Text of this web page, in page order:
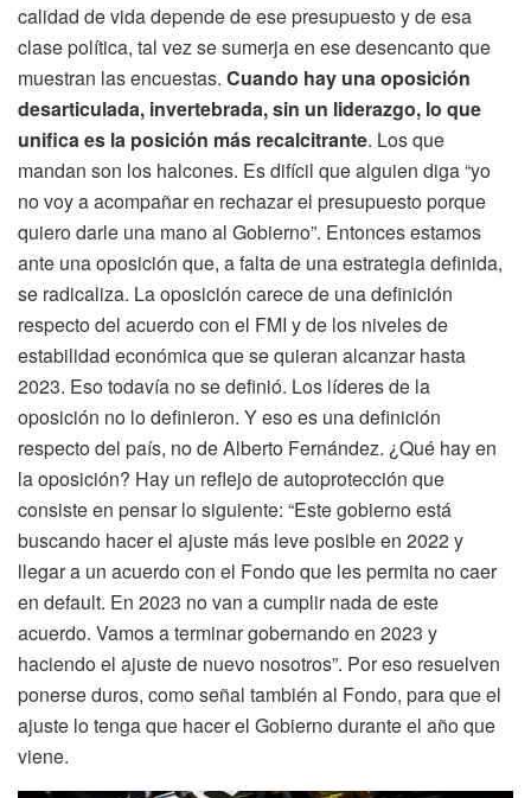
calidad de vida depende de ese presupuesto y de esa
clase política, tal vez se sumerja en ese desencanto que
muestran las encuestas. Cuando hay una oposición
desarticulada, invertebrada, sin un liderazgo, lo que
unifica es la posición más recalcitrante. Los que
mandan son los halcones. Es difícil que alguien diga “yo
no voy a acompañar en rechazar el presupuesto porque
quiero darle una mano al Gobierno”. Entonces estamos
ante una oposición que, a falta de una estrategia definida,
se radicaliza. La oposición carece de una definición
respecto del acuerdo con el FMI y de los niveles de
estabilidad económica que se quieran alcanzar hasta
2023. Eso todavía no se definió. Los líderes de la
oposición no lo definieron. Y eso es una definición
respecto del país, no de Alberto Fernández. ¿Qué hay en
la oposición? Hay un reflejo de autoprotección que
consiste en pensar lo siguiente: “Este gobierno está
buscando hacer el ajuste más leve posible en 2022 y
llegar a un acuerdo con el Fondo que les permita no caer
en default. En 2023 no van a cumplir nada de este
acuerdo. Vamos a terminar gobernando en 2023 y
haciendo el ajuste de nuevo nosotros”. Por eso resuelven
ponerse duros, como señal también al Fondo, para que el
ajuste lo tenga que hacer el Gobierno durante el año que
viene.